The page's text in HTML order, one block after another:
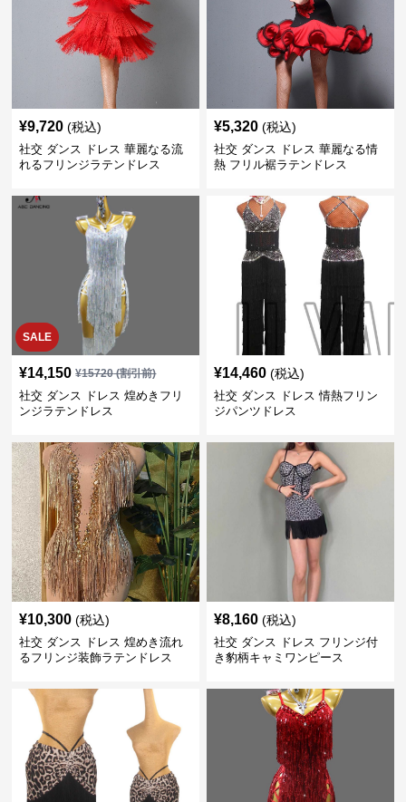
¥9,720 (税込)
社交 ダンス ドレス 華麗なる流
れるフリンジラテンドレス
¥5,320 (税込)
社交 ダンス ドレス 華麗なる情
熱 フリル裾ラテンドレス
SALE
¥14,150 ¥15720(割引前)
社交 ダンス ドレス 煌めきフリ
ンジラテンドレス
¥14,460 (税込)
社交 ダンス ドレス 情熱フリン
ジパンツドレス
¥10,300 (税込)
社交 ダンス ドレス 煌めき流れ
るフリンジ装飾ラテンドレス
¥8,160 (税込)
社交 ダンス ドレス フリンジ付
き豹柄キャミワンピース